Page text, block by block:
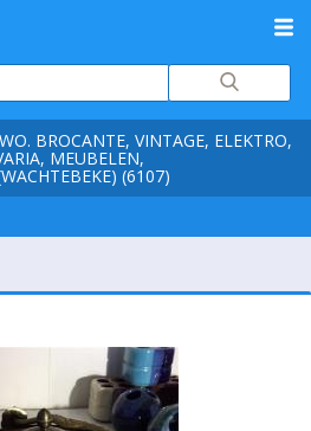
BROCANTE, VINTAGE, ELEKTRO,
MEUBELEN,
(6107)